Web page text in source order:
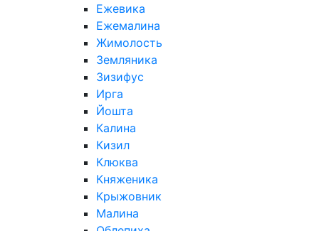
Ежевика
Ежемалина
Жимолость
Земляника
Зизифус
Ирга
Йошта
Калина
Кизил
Клюква
Княженика
Крыжовник
Малина